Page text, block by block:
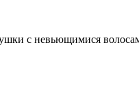
с невьющимися